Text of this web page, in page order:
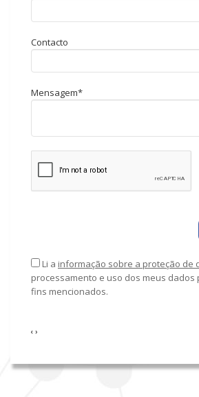
Contacto
Mensagem*
Li a informação sobre a proteção de
processamento e uso dos meus dados
fins mencionados.
‹ ›